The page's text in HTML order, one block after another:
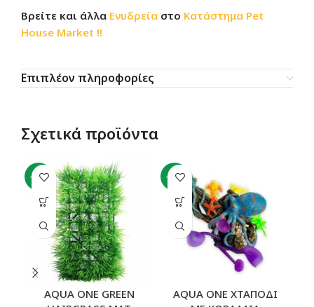
Βρείτε και άλλα Ενυδρεία στο Κατάστημα Pet
House Market !!
Επιπλέον πληροφορίες
Σχετικά προϊόντα
-15%
AQUA ONE GREEN
-11%
AQUA ONE ΧΤΑΠΟΔΙ